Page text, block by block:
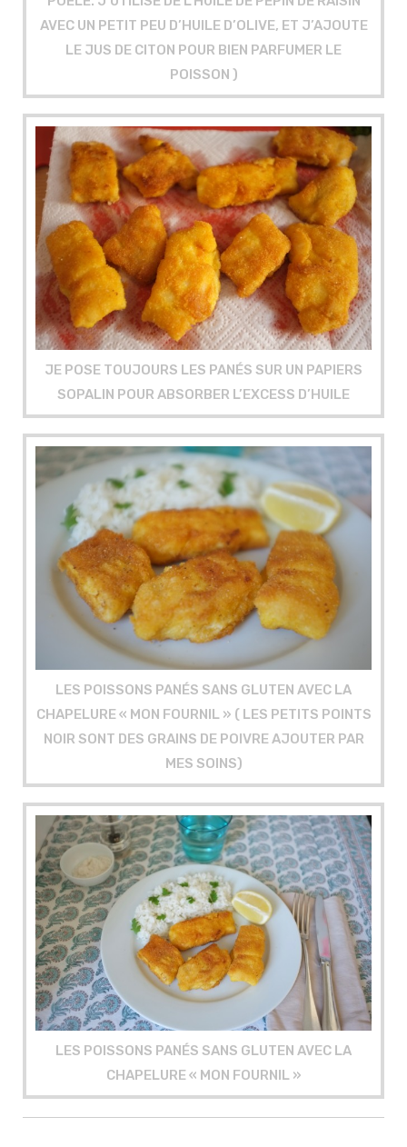
AVEC UN PETIT PEU D’HUILE D’OLIVE, ET J’AJOUTE
LE JUS DE CITON POUR BIEN PARFUMER LE
POISSON )
JE POSE TOUJOURS LES PANÉS SUR UN PAPIERS
SOPALIN POUR ABSORBER L’EXCESS D’HUILE
LES POISSONS PANÉS SANS GLUTEN AVEC LA
CHAPELURE « MON FOURNIL » ( LES PETITS POINTS
NOIR SONT DES GRAINS DE POIVRE AJOUTER PAR
MES SOINS)
LES POISSONS PANÉS SANS GLUTEN AVEC LA
CHAPELURE « MON FOURNIL »